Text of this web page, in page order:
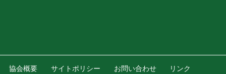
協会概要 サイトポリシー お問い合わせ リンク